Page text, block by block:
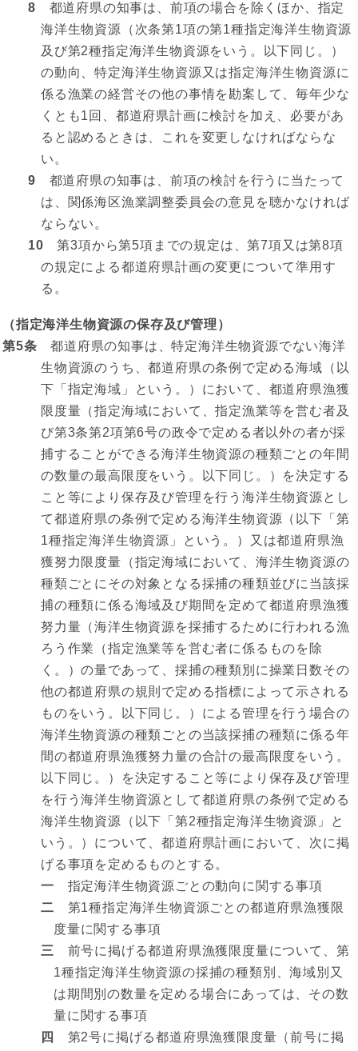
8 都道府県の知事は、前項の場合を除くほか、指定
海洋生物資源（次条第1項の第1種指定海洋生物資源
及び第2種指定海洋生物資源をいう。以下同じ。）
の動向、特定海洋生物資源又は指定海洋生物資源に
係る漁業の経営その他の事情を勘案して、毎年少な
くとも1回、都道府県計画に検討を加え、必要があ
ると認めるときは、これを変更しなければならな
い。
9 都道府県の知事は、前項の検討を行うに当たって
は、関係海区漁業調整委員会の意見を聴かなければ
ならない。
10 第3項から第5項までの規定は、第7項又は第8項
の規定による都道府県計画の変更について準用す
る。
（指定海洋生物資源の保存及び管理）
第5条 都道府県の知事は、特定海洋生物資源でない海洋
生物資源のうち、都道府県の条例で定める海域（以
下「指定海域」という。）において、都道府県漁獲
限度量（指定海域において、指定漁業等を営む者及
び第3条第2項第6号の政令で定める者以外の者が採
捕することができる海洋生物資源の種類ごとの年間
の数量の最高限度をいう。以下同じ。）を決定する
こと等により保存及び管理を行う海洋生物資源とし
て都道府県の条例で定める海洋生物資源（以下「第
1種指定海洋生物資源」という。）又は都道府県漁
獲努力限度量（指定海域において、海洋生物資源の
種類ごとにその対象となる採捕の種類並びに当該採
捕の種類に係る海域及び期間を定めて都道府県漁獲
努力量（海洋生物資源を採捕するために行われる漁
ろう作業（指定漁業等を営む者に係るものを除
く。）の量であって、採捕の種類別に操業日数その
他の都道府県の規則で定める指標によって示される
ものをいう。以下同じ。）による管理を行う場合の
海洋生物資源の種類ごとの当該採捕の種類に係る年
間の都道府県漁獲努力量の合計の最高限度をいう。
以下同じ。）を決定すること等により保存及び管理
を行う海洋生物資源として都道府県の条例で定める
海洋生物資源（以下「第2種指定海洋生物資源」と
いう。）について、都道府県計画において、次に掲
げる事項を定めるものとする。
一 指定海洋生物資源ごとの動向に関する事項
二 第1種指定海洋生物資源ごとの都道府県漁獲限
度量に関する事項
三
前号に掲げる都道府県漁獲限度量について、第
1種指定海洋生物資源の採捕の種類別、海域別又
は期間別の数量を定める場合にあっては、その数
量に関する事項
四
第2号に掲げる都道府県漁獲限度量（前号に掲